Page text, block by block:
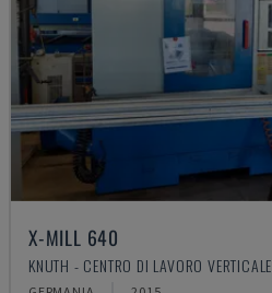
X-MILL 640
KNUTH - CENTRO DI LAVORO VERTICALE